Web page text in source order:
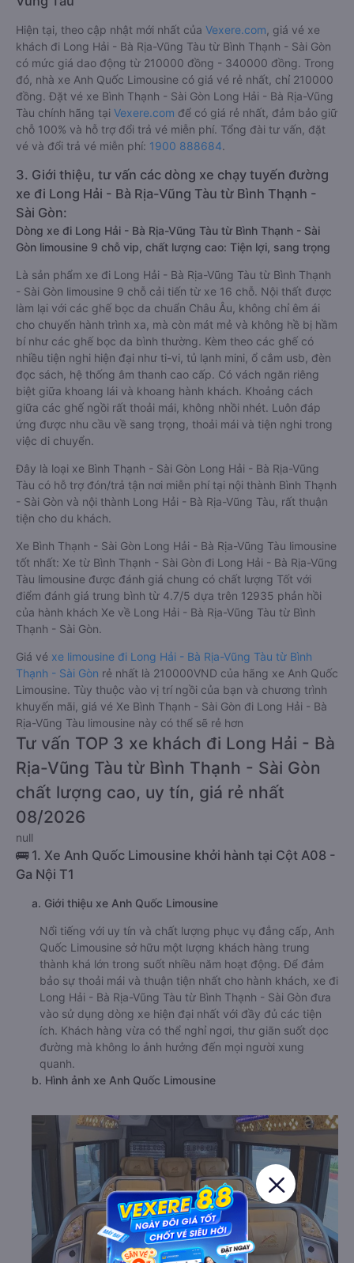
Hiện tại, theo cập nhật mới nhất của Vexere.com , giá vé xe
khách đi Long Hải - Bà Rịa-Vũng Tàu từ Bình Thạnh - Sài Gòn
có mức giá dao động từ 210000 đồng - 340000 đồng. Trong
đó, nhà xe Anh Quốc Limousine có giá vé rẻ nhất, chỉ 210000
đồng. Đặt vé xe Bình Thạnh - Sài Gòn Long Hải - Bà Rịa-Vũng
Tàu chính hãng tại Vexere.com để có giá rẻ nhất, đảm bảo giữ
chỗ 100% và hỗ trợ đổi trả vé miễn phí. Tổng đài tư vấn, đặt
vé và đổi trả vé miễn phí: 1900 888684.
3. Giới thiệu, tư vấn các dòng xe chạy tuyến đường
xe đi Long Hải - Bà Rịa-Vũng Tàu từ Bình Thạnh -
Sài Gòn:
Dòng xe đi Long Hải - Bà Rịa-Vũng Tàu từ Bình Thạnh - Sài
Gòn limousine 9 chỗ vip, chất lượng cao: Tiện lợi, sang trọng
Là sản phẩm xe đi Long Hải - Bà Rịa-Vũng Tàu từ Bình Thạnh
- Sài Gòn limousine 9 chỗ cải tiến từ xe 16 chỗ. Nội thất được
làm lại với các ghế bọc da chuẩn Châu Âu, không chỉ êm ái
cho chuyến hành trình xa, mà còn mát mẻ và không hề bị hầm
bí như các ghế bọc da bình thường. Kèm theo các ghế có
nhiều tiện nghi hiện đại như ti-vi, tủ lạnh mini, ổ cắm usb, đèn
đọc sách, hệ thống âm thanh cao cấp. Có vách ngăn riêng
biệt giữa khoang lái và khoang hành khách. Khoảng cách
giữa các ghế ngồi rất thoải mái, không nhồi nhét. Luôn đáp
ứng được nhu cầu về sang trọng, thoải mái và tiện nghi trong
việc di chuyển.
Đây là loại xe Bình Thạnh - Sài Gòn Long Hải - Bà Rịa-Vũng
Tàu có hỗ trợ đón/trả tận nơi miễn phí tại nội thành Bình Thạnh
- Sài Gòn và nội thành Long Hải - Bà Rịa-Vũng Tàu, rất thuận
tiện cho du khách.
Xe Bình Thạnh - Sài Gòn Long Hải - Bà Rịa-Vũng Tàu limousine
tốt nhất: Xe từ Bình Thạnh - Sài Gòn đi Long Hải - Bà Rịa-Vũng
Tàu limousine được đánh giá chung có chất lượng Tốt với
điểm đánh giá trung bình từ 4.7/5 dựa trên 12935 phản hồi
của hành khách Xe về Long Hải - Bà Rịa-Vũng Tàu từ Bình
Thạnh - Sài Gòn.
Giá vé xe limousine đi Long Hải - Bà Rịa-Vũng Tàu từ Bình
Thạnh - Sài Gòn rẻ nhất là 210000VND của hãng xe Anh Quốc
Limousine. Tùy thuộc vào vị trí ngồi của bạn và chương trình
khuyến mãi, giá vé Xe Bình Thạnh - Sài Gòn đi Long Hải - Bà
Rịa-Vũng Tàu limousine này có thể sẽ rẻ hơn
Tư vấn TOP 3 xe khách đi Long Hải - Bà
Rịa-Vũng Tàu từ Bình Thạnh - Sài Gòn
chất lượng cao, uy tín, giá rẻ nhất
08/2026
null
🚌 1. Xe Anh Quốc Limousine khởi hành tại Cột A08 -
Ga Nội T1
a. Giới thiệu xe Anh Quốc Limousine
Nổi tiếng với uy tín và chất lượng phục vụ đẳng cấp, Anh
Quốc Limousine sở hữu một lượng khách hàng trung
thành khá lớn trong suốt nhiều năm hoạt động. Để đảm
bảo sự thoải mái và thuận tiện nhất cho hành khách, xe đi
Long Hải - Bà Rịa-Vũng Tàu từ Bình Thạnh - Sài Gòn đưa
vào sử dụng dòng xe hiện đại nhất với đầy đủ các tiện
ích. Khách hàng vừa có thể nghỉ ngơi, thư giãn suốt dọc
đường mà không lo ảnh hưởng đến mọi người xung
quanh.
b. Hình ảnh xe Anh Quốc Limousine